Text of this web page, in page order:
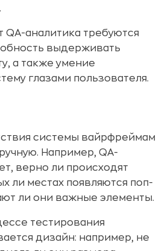
QA-аналитика требуются
выдерживать
а также умение
глазами пользователя.
системы вайрфреймам
Например, QA-
верно ли происходят
ли местах появляются поп-
ли они важные элементы.
тестирования
дизайн: например, не